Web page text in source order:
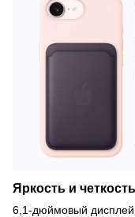
Яркость и
6,1-дюймовый дисплей